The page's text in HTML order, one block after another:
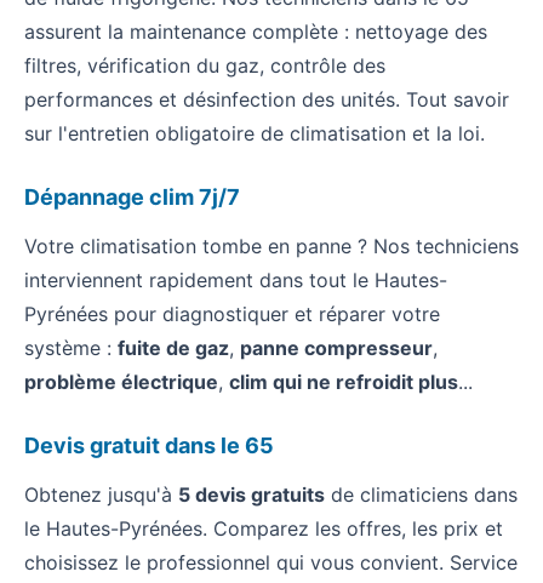
assurent la maintenance complète : nettoyage des
filtres, vérification du gaz, contrôle des
performances et désinfection des unités. Tout savoir
sur l'entretien obligatoire de climatisation et la loi.
Dépannage clim 7j/7
Votre climatisation tombe en panne ? Nos techniciens
interviennent rapidement dans tout le Hautes-
Pyrénées pour diagnostiquer et réparer votre
système : fuite de gaz, panne compresseur,
problème électrique, clim qui ne refroidit plus...
Devis gratuit dans le 65
Obtenez jusqu'à 5 devis gratuits de climaticiens dans
le Hautes-Pyrénées. Comparez les offres, les prix et
choisissez le professionnel qui vous convient. Service